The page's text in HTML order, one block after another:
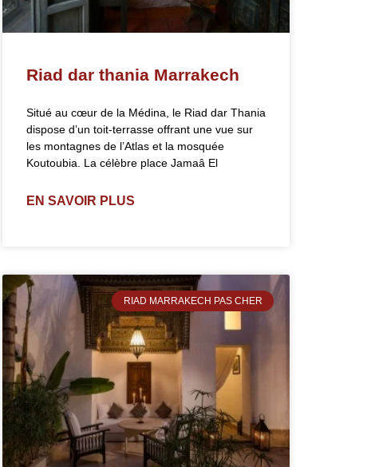
Riad dar thania Marrakech
Situé au cœur de la Médina, le Riad dar Thania
dispose d’un toit-terrasse offrant une vue sur
les montagnes de l’Atlas et la mosquée
Koutoubia. La célèbre place Jamaâ El
EN SAVOIR PLUS
RIAD MARRAKECH PAS CHER